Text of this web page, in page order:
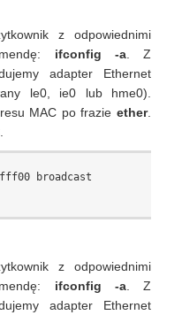
z odpowiednimi
ifconfig -a. Z
adapter Ethernet
le0, ie0 lub hme0).
MAC po frazie ether.
broadcast
z odpowiednimi
ifconfig -a. Z
adapter Ethernet